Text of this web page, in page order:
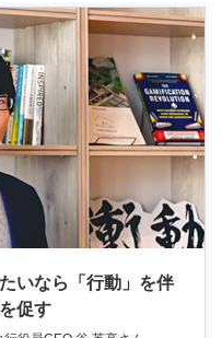
いなら「行動」を伴
促す